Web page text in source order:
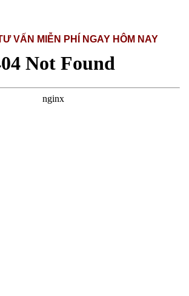
VẤN MIỄN PHÍ NGAY HÔM NAY